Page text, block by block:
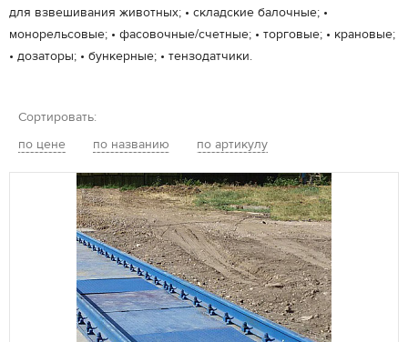
для взвешивания животных; • складские балочные; •
монорельсовые; • фасовочные/счетные; • торговые; • крановые;
• дозаторы; • бункерные; • тензодатчики.
Сортировать:
по цене
по названию по артикулу